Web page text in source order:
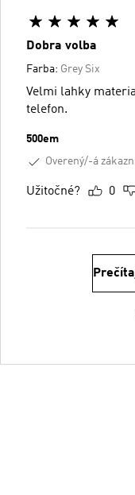
Dobra volba
Farba: Grey Six
Velmi lahky
telefon.
500em
Overený/-á
Užitočné? 0